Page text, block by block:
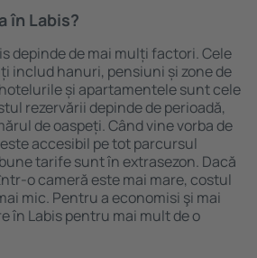
în Labis?
depinde de mai mulți factori. Cele
includ hanuri, pensiuni și zone de
și apartamentele sunt cele
rezervării depinde de perioadă,
de oaspeți. Când vine vorba de
accesibil pe tot parcursul
tarife sunt în extrasezon. Dacă
o cameră este mai mare, costul
mic. Pentru a economisi şi mai
în Labis pentru mai mult de o